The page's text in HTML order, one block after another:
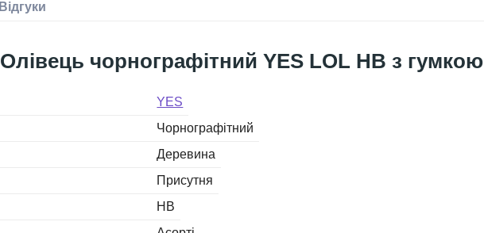
Олівець чорнографітний YES LOL HB з гумкою
YES
Чорнографітний
Деревина
Присутня
HB